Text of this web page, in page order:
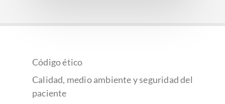
Código ético
Calidad, medio ambiente y seguridad del
paciente